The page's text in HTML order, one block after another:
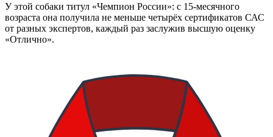
У этой собаки титул «Чемпион России»: с 15-месячного
возраста она получила не меньше четырёх сертификатов САС
от разных экспертов, каждый раз заслужив высшую оценку
«Отлично».